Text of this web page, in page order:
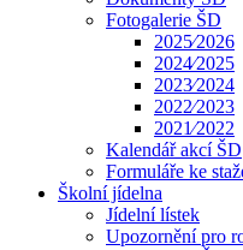
Fotogalerie ŠD
2025⁄2026
2024⁄2025
2023⁄2024
2022⁄2023
2021⁄2022
Kalendář akcí ŠD
Formuláře ke
Školní jídelna
Jídelní lístek
Upozornění pro